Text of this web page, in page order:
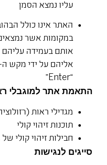
עליו נמצא הסמן
האתר אינו כולל
במקומות אשר
אותם בעמידה
“Enter"
התאמת אתר למוגבלי
מגדילי ראות
תוכנות זיהוי קולי
חבילות זיהוי קולי
סייגים לנגישות